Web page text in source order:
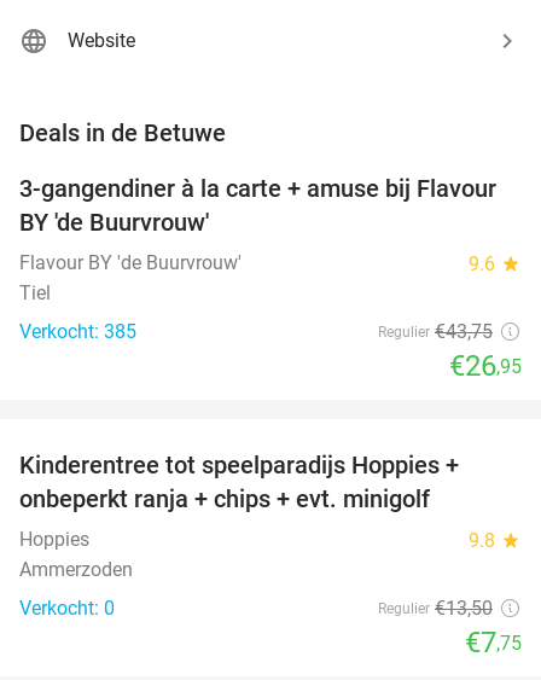
Website
Deals in de Betuwe
38%
3-gangendiner à la carte + amuse bij Flavour
BY 'de Buurvrouw'
Flavour BY 'de Buurvrouw' 9.6 star
Tiel
Verkocht: 385
Regulier €43,75
€26,95
TODAY
Kinderentree tot speelparadijs Hoppies +
onbeperkt ranja + chips + evt. minigolf
Hoppies 9.8 star
Ammerzoden
Verkocht: 0
Regulier €13,50
€7,75